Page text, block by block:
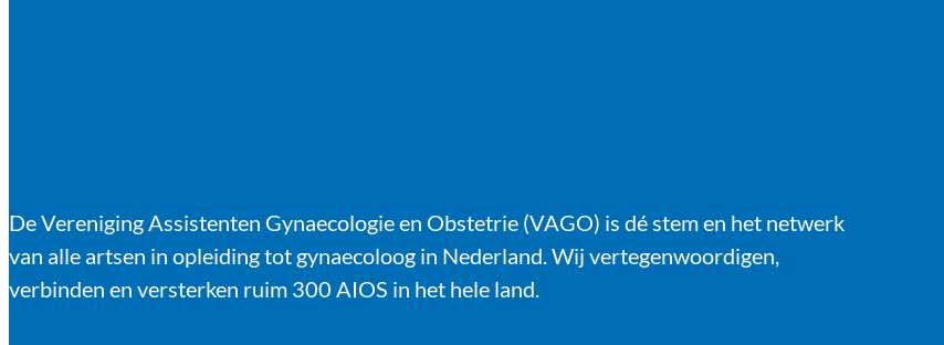
De Vereniging Assistenten Gynaecologie en Obstetrie (VAGO) is dé stem en het netwerk
van alle artsen in opleiding tot gynaecoloog in Nederland. Wij vertegenwoordigen,
verbinden en versterken ruim 300 AIOS in het hele land.